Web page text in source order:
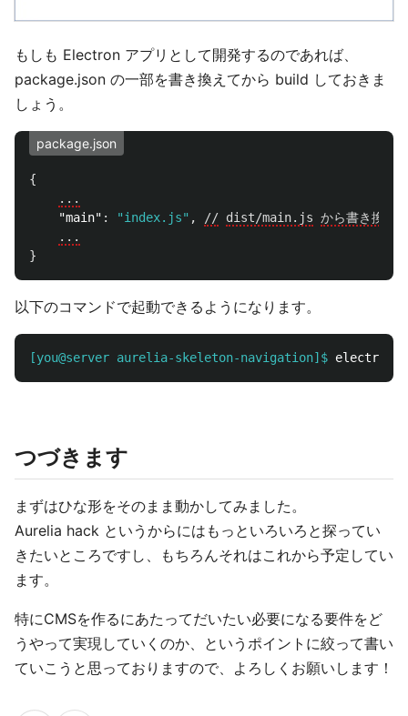
もしも Electron アプリとして開発するのであれば、
package.json の一部を書き換えてから build しておきま
しょう。
package.json
{
...
"main" : "index.js" , // dist/main.js から書き換え
...
}
以下のコマンドで起動できるようになります。
[you@server aurelia-skeleton-navigation]$ electron
つづきます
まずはひな形をそのまま動かしてみました。
Aurelia hack というからにはもっといろいろと探ってい
きたいところですし、もちろんそれはこれから予定してい
ます。
特にCMSを作るにあたってだいたい必要になる要件をど
うやって実現していくのか、というポイントに絞って書い
ていこうと思っておりますので、よろしくお願いします！